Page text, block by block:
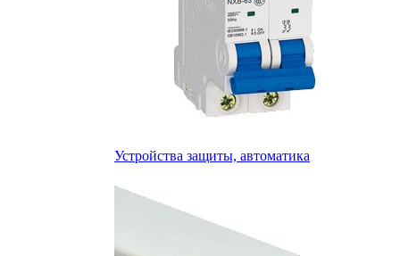
Устройства защиты, автоматика